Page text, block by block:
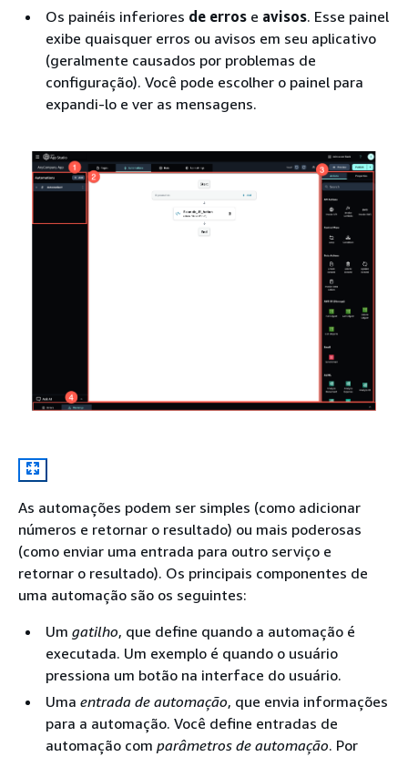
Os painéis inferiores de erros e avisos. Esse painel
exibe quaisquer erros ou avisos em seu aplicativo
(geralmente causados por problemas de
configuração). Você pode escolher o painel para
expandi-lo e ver as mensagens.
As automações podem ser simples (como adicionar
números e retornar o resultado) ou mais poderosas
(como enviar uma entrada para outro serviço e
retornar o resultado). Os principais componentes de
uma automação são os seguintes:
Um gatilho, que define quando a automação é
executada. Um exemplo é quando o usuário
pressiona um botão na interface do usuário.
Uma entrada de automação, que envia informações
para a automação. Você define entradas de
automação com parâmetros de automação. Por